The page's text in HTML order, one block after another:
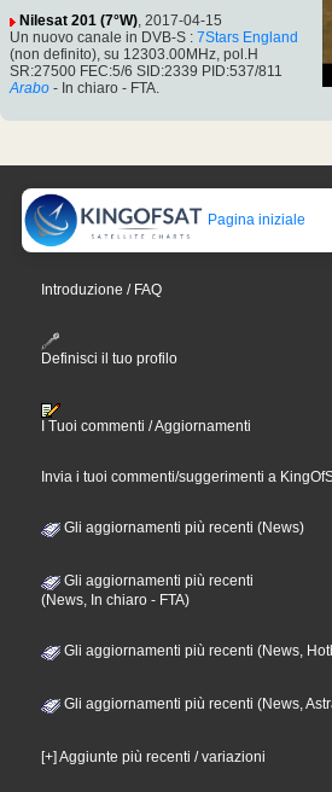
Nilesat 201 (7°W), 2017-04-15
Un nuovo canale in DVB-S : 7Stars England
(non definito), su 12303.00MHz, pol.H
SR:27500 FEC:5/6 SID:2339 PID:537/811
Arabo - In chiaro - FTA.
Pagina iniziale
Introduzione / FAQ
Definisci il tuo profilo
I Tuoi commenti / Aggiornamenti
Invia i tuoi commenti/suggerimenti a
Gli aggiornamenti più recenti (News)
Gli aggiornamenti più recenti
(News, In chiaro - FTA)
Gli aggiornamenti più recenti (News,
Gli aggiornamenti più recenti (News,
[+] Aggiunte più recenti / variazioni